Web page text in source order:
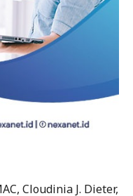
Cloudinia J. Dieter,